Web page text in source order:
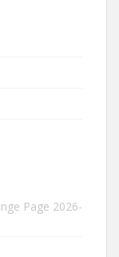
Page 2026-